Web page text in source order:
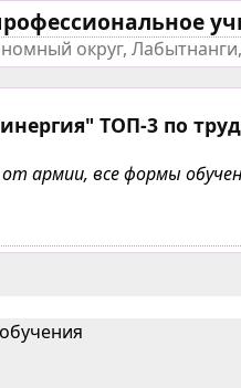
округ,
ТОП-3 по
армии, все формы